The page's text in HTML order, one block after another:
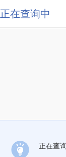
正在查询中
正在查